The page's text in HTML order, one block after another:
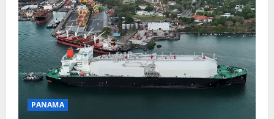
PANAMA